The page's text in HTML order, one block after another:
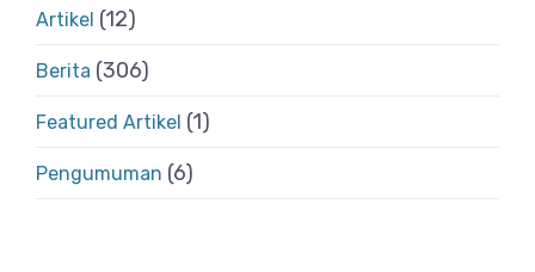
Artikel (12)
Berita (306)
Featured Artikel (1)
Pengumuman (6)